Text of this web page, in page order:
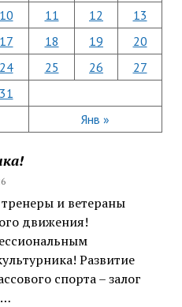
Янв »
10 11 12
13
17 18 19
20
24 25 26
27
31
и ветераны
движения!
Развитие
спорта – залог